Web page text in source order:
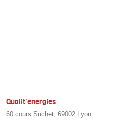
Qualit'energies
60 cours Suchet, 69002 Lyon